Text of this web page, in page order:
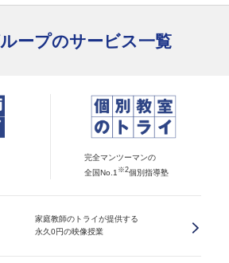
ープのサービス一覧
完全マンツーマンの
全国No.1 ※2個別指導塾
家庭教師のトライが提供する
永久0円の映像授業